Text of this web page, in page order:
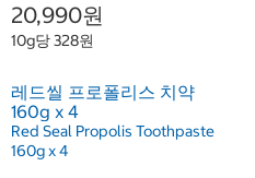
20,990원
10g당 328원
레드씰 프로폴리스 치약
160g x 4
Red Seal Propolis Toothpaste
160g x 4